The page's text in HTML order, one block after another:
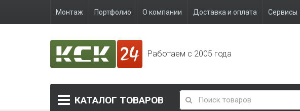
Монтаж Портфолио О компании Доставка и оплата Сервисы
Работаем с 2005 года
КАТАЛОГ ТОВАРОВ